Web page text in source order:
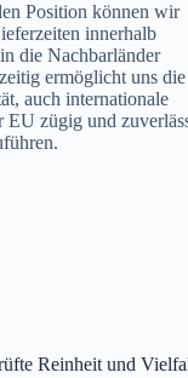
Position können wir
innerhalb
die Nachbarländer
ermöglicht uns die
auch internationale
EU zügig und
Reinheit und